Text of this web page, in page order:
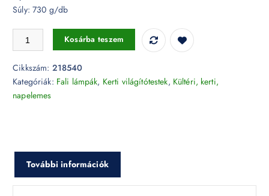
Súly: 730 g/db
12W LED fali lámpa négyszög fekete 4000K - 218540 mennyiség
Kosárba teszem
Cikkszám: 218540
Kategóriák: Fali lámpák, Kerti világítótestek, Kültéri, kerti,
napelemes
További információk